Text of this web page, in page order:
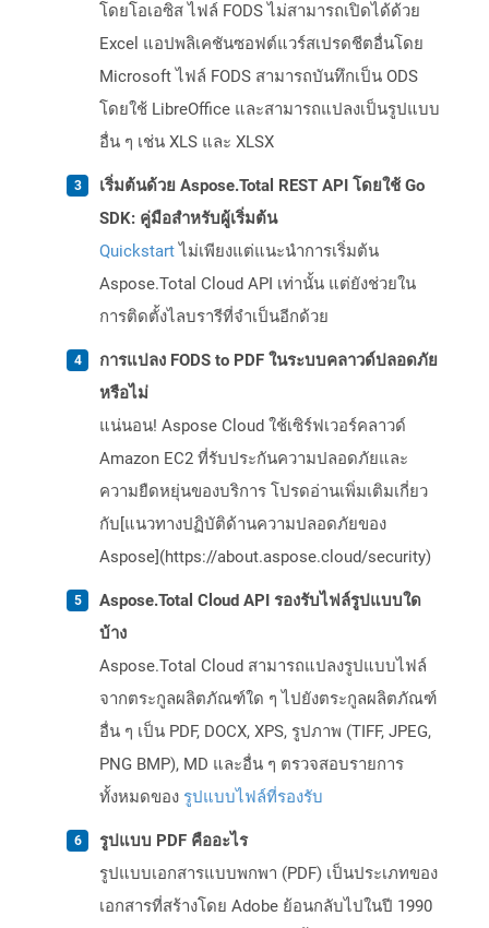
โดยโอเอซิส ไฟล์ FODS ไม่สามารถเปิดได้ด้วย
Excel แอปพลิเคชันซอฟต์แวร์สเปรดชีตอื่นโดย
Microsoft ไฟล์ FODS สามารถบันทึกเป็น ODS
โดยใช้ LibreOffice และสามารถแปลงเป็นรูปแบบ
อื่น ๆ เช่น XLS และ XLSX
เริ่มต้นด้วย Aspose.Total REST API โดยใช้ Go
SDK: คู่มือสำหรับผู้เริ่มต้น
Quickstartไม่เพียงแต่แนะนำการเริ่มต้น
Aspose.Total Cloud API เท่านั้น แต่ยังช่วยใน
การติดตั้งไลบรารีที่จำเป็นอีกด้วย
การแปลง FODS to PDF ในระบบคลาวด์ปลอดภัย
หรือไม่
แน่นอน! Aspose Cloud ใช้เซิร์ฟเวอร์คลาวด์
Amazon EC2 ที่รับประกันความปลอดภัยและ
ความยืดหยุ่นของบริการ โปรดอ่านเพิ่มเติมเกี่ยว
กับ[แนวทางปฏิบัติด้านความปลอดภัยของ
Aspose](https://about.aspose.cloud/security)
Aspose.Total Cloud API รองรับไฟล์รูปแบบใด
บ้าง
Aspose.Total Cloud สามารถแปลงรูปแบบไฟล์
จากตระกูลผลิตภัณฑ์ใด ๆ ไปยังตระกูลผลิตภัณฑ์
อื่น ๆ เป็น PDF, DOCX, XPS, รูปภาพ (TIFF, JPEG,
PNG BMP), MD และอื่น ๆ ตรวจสอบรายการ
ทั้งหมดของ รูปแบบไฟล์ที่รองรับ
รูปแบบ PDF คืออะไร
รูปแบบเอกสารแบบพกพา (PDF) เป็นประเภทของ
เอกสารที่สร้างโดย Adobe ย้อนกลับไปในปี 1990